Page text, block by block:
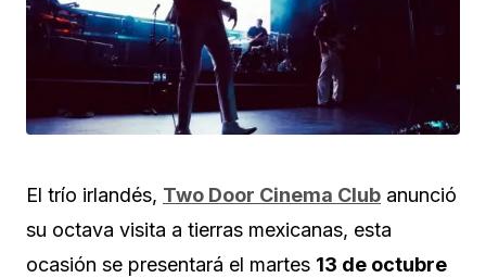
El trío irlandés, Two Door Cinema Club anunció
su octava visita a tierras mexicanas, esta
ocasión se presentará el martes 13 de octubre